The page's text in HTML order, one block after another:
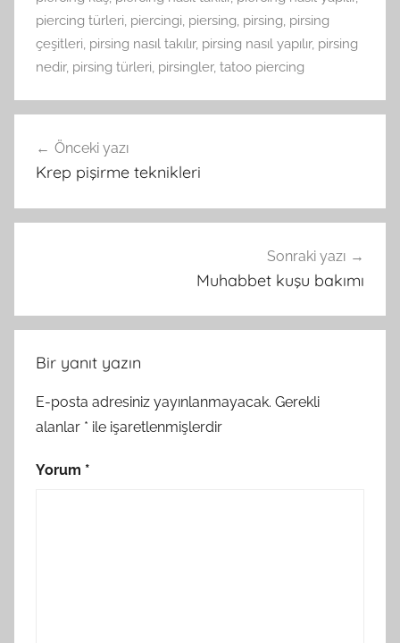
piercing türleri, piercingi, piersing, pirsing, pirsing
çeşitleri, pirsing nasıl takılır, pirsing nasıl yapılır, pirsing
nedir, pirsing türleri, pirsingler, tatoo piercing
gezinmesi
Önceki yazı
Krep pişirme teknikleri
Sonraki yazı
Muhabbet kuşu bakımı
Bir yanıt yazın
E-posta adresiniz yayınlanmayacak. Gerekli
alanlar * ile işaretlenmişlerdir
Yorum *